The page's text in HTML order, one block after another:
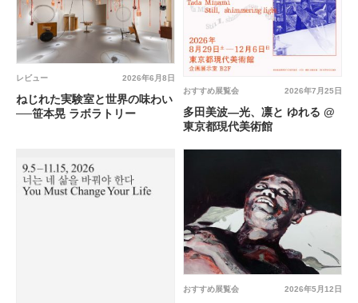
2026年6月8日
レビュー
ねじれた実験室と世界の味わい
──笹本晃 ラボラトリー
2026年7月25日
おすすめ展覧会
多田美波―光、凛と ゆれる @
東京都現代美術館
2026年5月12日
おすすめ展覧会